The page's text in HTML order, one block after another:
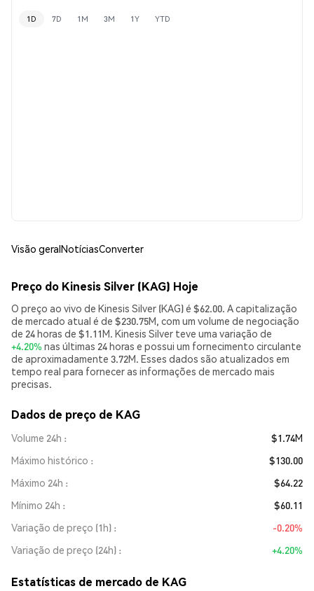
1D 7D 1M 3M 1Y YTD
Visão geralNotíciasConverter
Preço do Kinesis Silver (KAG) Hoje
O preço ao vivo de Kinesis Silver (KAG) é $62.00. A capitalização
de mercado atual é de $230.75M, com um volume de negociação
de 24 horas de $1.11M. Kinesis Silver teve uma variação de
+4.20% nas últimas 24 horas e possui um fornecimento circulante
de aproximadamente 3.72M. Esses dados são atualizados em
tempo real para fornecer as informações de mercado mais
precisas.
Dados de preço de KAG
Volume 24h
$1.74M
Máximo histórico
$130.00
Máximo 24h
$64.22
Mínimo 24h
$60.11
Variação de preço (1h)
-0.20%
Variação de preço (24h)
+4.20%
Estatísticas de mercado de KAG